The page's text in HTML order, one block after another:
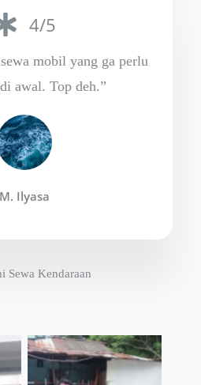
4/5
mobil yang ga perlu
awal. Top deh.”
M. Ilyasa
Sewa Kendaraan